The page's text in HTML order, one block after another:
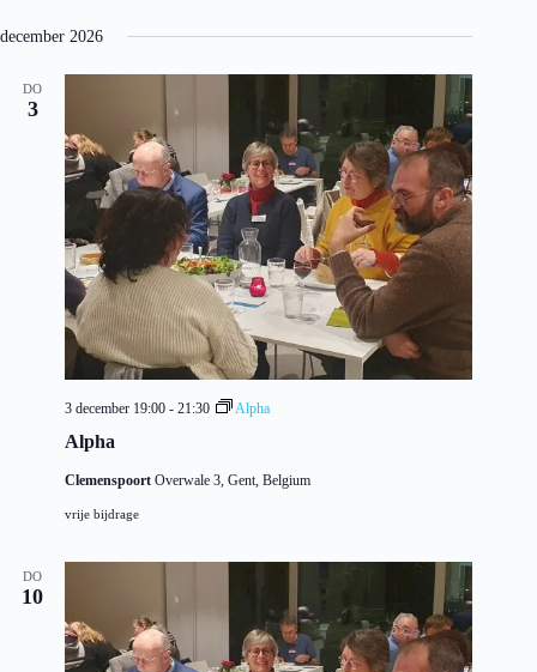
december 2026
DO
3
Alpha
3 december 19:00 - 21:30 Alpha
Clemenspoort Overwale 3, Gent, Belgium
vrije bijdrage
DO
10